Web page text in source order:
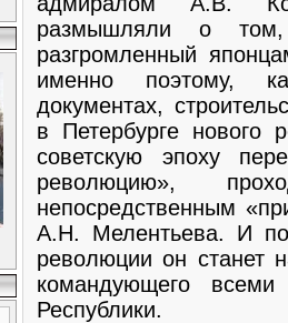
размышляли о
разгромленный
именно поэтому,
документах,
в Петербурге нового
советскую эпоху
революцию»,
непосредственным
А.Н. Мелентьева. И
революции он станет
командующего
Республики.